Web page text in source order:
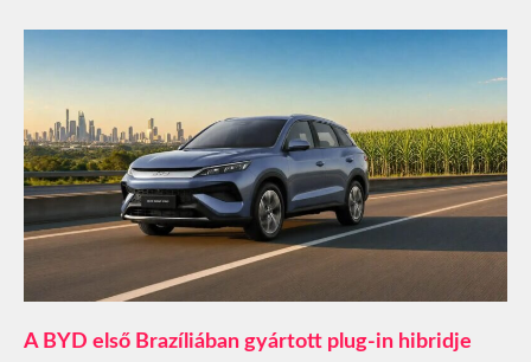
A BYD első Brazíliában gyártott plug-in hibridje